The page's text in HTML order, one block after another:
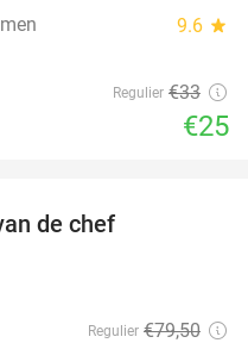
9.6 star
Regulier €33
€25
de chef
Regulier €79,50